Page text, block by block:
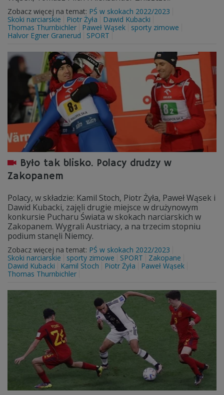
Zobacz więcej na temat: PŚ w skokach 2022/2023
Skoki narciarskie
Piotr Żyła
Dawid Kubacki
Thomas Thurnbichler
Paweł Wąsek
sporty zimowe
Halvor Egner Granerud
SPORT
Było tak blisko. Polacy drudzy w
Zakopanem
Polacy, w składzie: Kamil Stoch, Piotr Żyła, Paweł Wąsek i
Dawid Kubacki, zajęli drugie miejsce w drużynowym
konkursie Pucharu Świata w skokach narciarskich w
Zakopanem. Wygrali Austriacy, a na trzecim stopniu
podium stanęli Niemcy.
Zobacz więcej na temat: PŚ w skokach 2022/2023
Skoki narciarskie
sporty zimowe SPORT
Zakopane
Dawid Kubacki
Kamil Stoch Piotr Żyła
Paweł Wąsek
Thomas Thurnbichler